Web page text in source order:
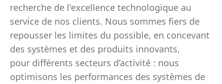
recherche de l'excellence technologique au
service de nos clients. Nous sommes fiers de
repousser les limites du possible, en concevant
des systèmes et des produits innovants,
pour différents secteurs d’activité : nous
optimisons les performances des systèmes de